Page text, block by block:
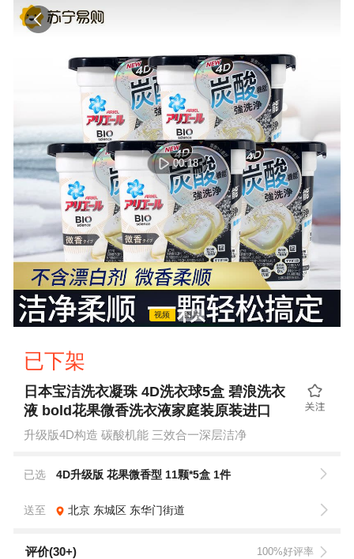
00:18
00:00:00 / 00:00:00
视频 图片
已下架
日本宝洁洗衣凝珠 4D洗衣球5盒 碧浪洗衣
液 bold花果微香洗衣液家庭装原装进口
升级版4D构造 碳酸机能 三效合一深层洁净
已选 4D升级版 花果微香型 11颗*5盒 1件
送至 北京 东城区 东华门街道
评价(30+) 100%好评率